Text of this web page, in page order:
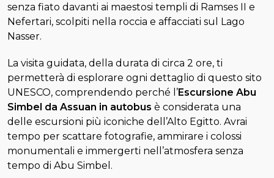
senza fiato davanti ai maestosi templi di Ramses II e
Nefertari, scolpiti nella roccia e affacciati sul Lago
Nasser.
La visita guidata, della durata di circa 2 ore, ti
permetterà di esplorare ogni dettaglio di questo sito
UNESCO, comprendendo perché l’Escursione Abu
Simbel da Assuan in autobus è considerata una
delle escursioni più iconiche dell’Alto Egitto. Avrai
tempo per scattare fotografie, ammirare i colossi
monumentali e immergerti nell’atmosfera senza
tempo di Abu Simbel.